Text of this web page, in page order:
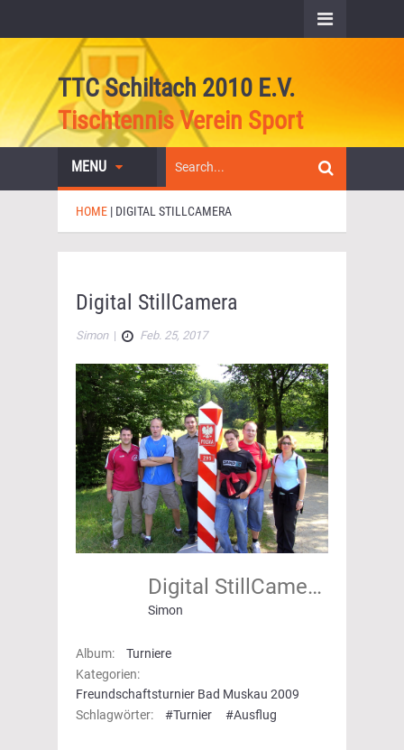
TTC Schiltach 2010 E.V.
Tischtennis Verein Sport
MENU
HOME | DIGITAL STILLCAMERA
Digital StillCamera
Simon| Feb. 25, 2017
Digital StillCamera
Simon
Album:
Turniere
Kategorien:
Freundschaftsturnier Bad Muskau 2009
Schlagwörter:
#Turnier #Ausflug